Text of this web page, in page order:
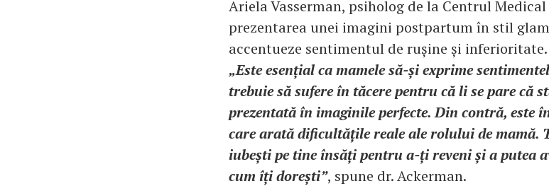
Ariela Vasserman, psiholog de la Centrul
prezentarea unei imagini postpartum în stil
accentueze sentimentul de rușine și inferioritate.
„Este esențial ca mamele să-și exprime
trebuie să sufere în tăcere pentru că li se pare că
prezentată în imaginile perfecte. Din contră, este
care arată dificultățile reale ale rolului de mamă.
iubești pe tine însăți pentru a-ți reveni și a putea
cum îți dorești”, spune dr. Ackerman.